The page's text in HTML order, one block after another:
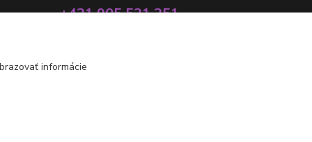
+421 905 531 251
informácie